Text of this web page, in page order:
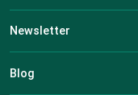
Newsletter
Blog